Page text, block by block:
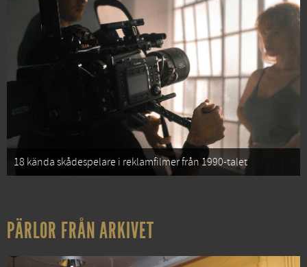
18 kända skådespelare i reklamfilmer från 1990-talet
PÄRLOR FRÅN ARKIVET